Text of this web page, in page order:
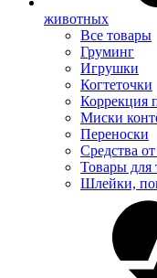
животных
Все товары
Груминг
Игрушки
Когтеточки
Коррекция
Миски
Переноски
Средства
Товары для
Шлейки,